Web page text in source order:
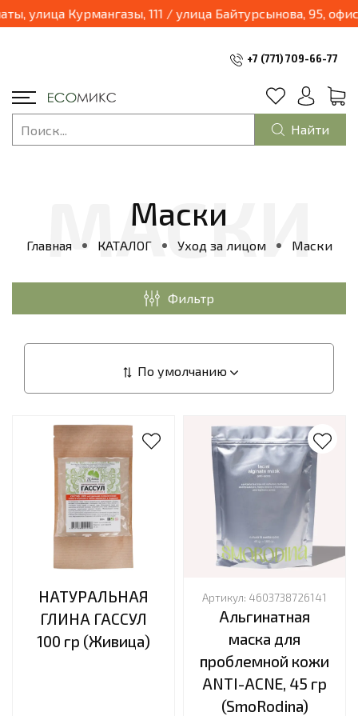
наш магазин переходит в формат шоурум и будет находиться по адресу: г.Алматы, улица Курмангазы, 111 /
+7 (771) 709-66-77
Найти
Маски
Главная КАТАЛОГ Уход за лицом Маски
НАТУРАЛЬНАЯ
ГЛИНА ГАССУЛ
100 гр (Живица)
Артикул: 4603738726141
Альгинатная
маска для
проблемной кожи
ANTI-ACNE, 45 гр
(SmoRodina)
Фильтр